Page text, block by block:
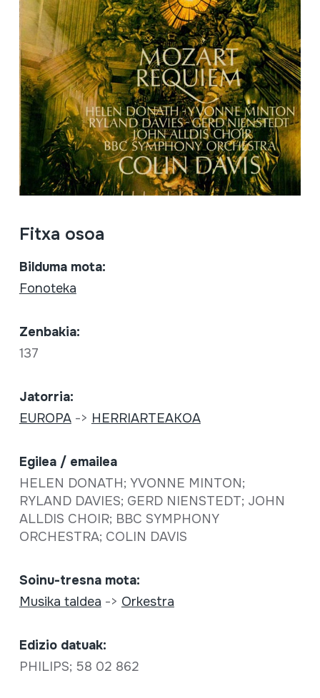
Fitxa osoa
Bilduma mota:
Fonoteka
Zenbakia:
137
Jatorria:
EUROPA-> HERRIARTEAKOA
Egilea / emailea
HELEN DONATH; YVONNE MINTON;
RYLAND DAVIES; GERD NIENSTEDT; JOHN
ALLDIS CHOIR; BBC SYMPHONY
ORCHESTRA; COLIN DAVIS
Soinu-tresna mota:
Musika taldea -> Orkestra
Edizio datuak:
PHILIPS; 58 02 862